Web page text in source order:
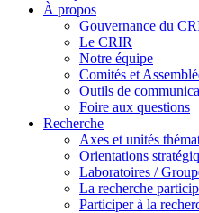
À propos
Gouvernance du
Le CRIR
Notre équipe
Comités et
Outils de
Foire aux questions
Recherche
Axes et unités
Orientations
Laboratoires /
La recherche
Participer à la